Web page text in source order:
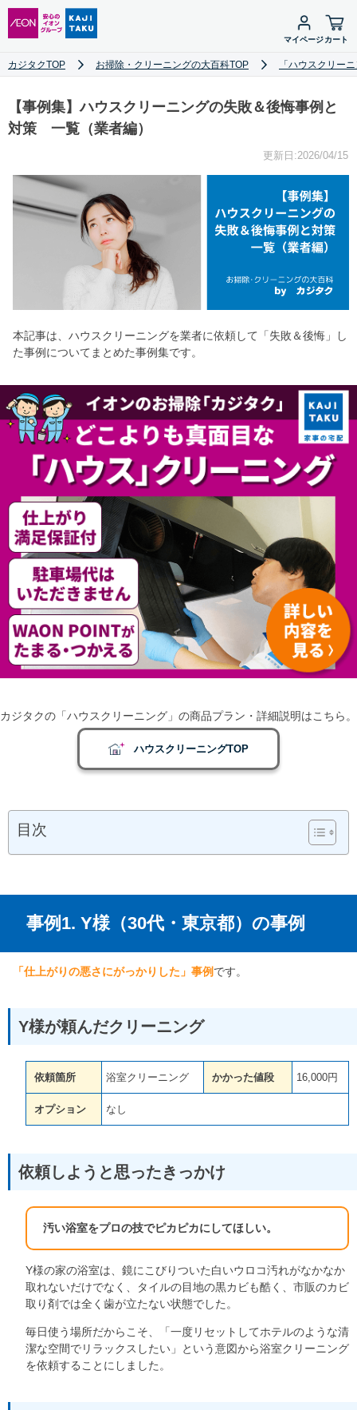
マイページカート
カジタクTOP お掃除・クリーニングの大百科TOP 「ハウスクリー
【事例集】ハウスクリーニングの失敗＆後悔事例と
対策 一覧（業者編）
更新日:2026/04/15
本記事は、ハウスクリーニングを業者に依頼して「失敗＆後悔」し
た事例についてまとめた事例集です。
カジタクの「ハウスクリーニング」の商品プラン・詳細説明はこちら。
ハウスクリーニングTOP
目次
事例1. Y様（30代・東京都）の事例
「仕上がりの悪さにがっかりした」事例です。
Y様が頼んだクリーニング
依頼箇所 浴室クリーニング かかった値段 16,000円
オプション なし
依頼しようと思ったきっかけ
汚い浴室をプロの技でピカピカにしてほしい。
Y様の家の浴室は、鏡にこびりついた白いウロコ汚れがなかなか
取れないだけでなく、タイルの目地の黒カビも酷く、市販のカビ
取り剤では全く歯が立たない状態でした。
毎日使う場所だからこそ、「一度リセットしてホテルのような清
潔な空間でリラックスしたい」という意図から浴室クリーニング
を依頼することにしました。